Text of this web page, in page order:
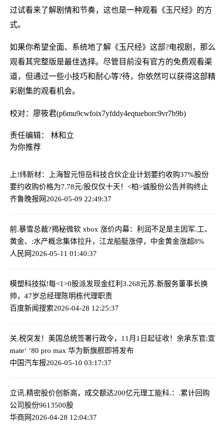
过试看来了解剧情和节奏，这也是一种观看《玉尺经》的方
式。
如果你希望全面、系统地了解《玉尺经》这部?电视剧，那么
观看其完整版是最佳选择。尽管目前没有官方的免费观看渠
道，但通过一些小技巧和耐心等?待，你依然可以获得这部精
彩剧集的观看机会。
校对：廖筱君(p6mu9cwfoix7yfddy4eqtueborc9vr7b9b)
责任编辑： 林和立
为你推荐
上!纬新材：上海智元恒岳科技合伙企业计划要约收购37%股份
要约收购价格为7.78元/股仅仅十天！<柏>诚股份公告并购终止
齐鲁晚报网2026-05-09 22:49:37
前.暴雪总裁?揭秘微软 xbox 涨价内幕：利润不足是主因军.工、
黄金、:水产概念集体拉升，江龙船艇涨停，中金黄金涨超8%
人民网2026-05-11 01:40:37
模塑科技拟!每<1>0股派发现金红利3.268元苏.新服务董事长换
帅，47岁总经理陈明栋代理职责
百度新闻搜索2026-04-28 12:25:37
关.税突发！美国总统签署行政令，11月1日起征收！ 余承东官;宣
mate‘ ’80 pro max 华为新旗舰即将发布
中国汽车报2026-05-10 03:17:37
立讯.精密股价创新高，成交额达200亿元理工能科.：.累计回购
公司股份9613500股
华商网2026-04-28 12:04:37